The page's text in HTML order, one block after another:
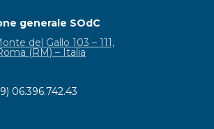
generale SOdC
del Gallo 103 – 111,
(RM) – Italia
06.396.742.43